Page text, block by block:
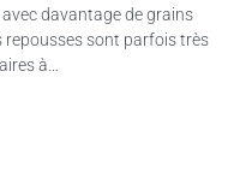
davantage de grains
repousses sont parfois très
à…